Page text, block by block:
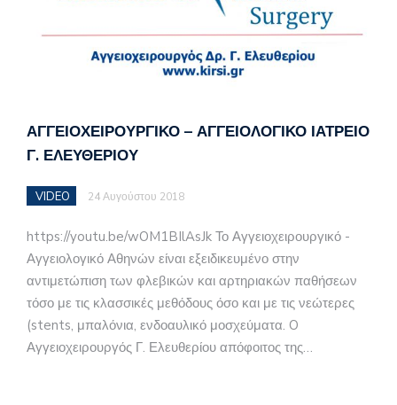
ΑΓΓΕΙΟΧΕΙΡΟΥΡΓΙΚΌ – ΑΓΓΕΙΟΛΟΓΙΚΌ ΙΑΤΡΕΊΟ
Γ. ΕΛΕΥΘΕΡΊΟΥ
VIDEO 24 Αυγούστου 2018
https://youtu.be/wOM1BIlAsJk Το Αγγειοχειρουργικό -
Αγγειολογικό Αθηνών είναι εξειδικευμένο στην
αντιμετώπιση των φλεβικών και αρτηριακών παθήσεων
τόσο με τις κλασσικές μεθόδους όσο και με τις νεώτερες
(stents, μπαλόνια, ενδοαυλικό μοσχεύματα. O
Αγγειοχειρουργός Γ. Ελευθερίου απόφοιτος της…